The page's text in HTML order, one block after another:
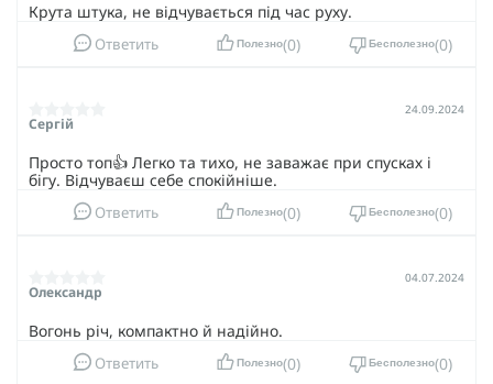
Крута штука, не відчувається під час руху.
Ответить Полезно 0 Бесполезно 0
Сергій
24.09.2024
Просто топ👍 Легко та тихо, не заважає при спусках і
бігу. Відчуваєш себе спокійніше.
Ответить Полезно 0 Бесполезно 0
Олександр
04.07.2024
Вогонь річ, компактно й надійно.
Ответить Полезно 0 Бесполезно 0